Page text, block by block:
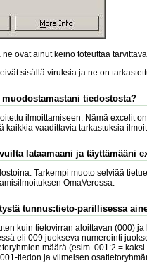
ovat ainut keino toteuttaa
sisällä viruksia ja ne on
tiedostosta?
ilmoittamiseen. Nämä excelit
vaadittavia tarkastuksia
lataamaani ja täyttämääni
Tarkempi muoto selviää
OmaVerossa.
tunnus:tieto-parillisessa
kuin tietovirran aloittavan (000) ja
eli 009 juokseva numerointi
määrä (esim. 001:2 =
tiedon ja viimeisen